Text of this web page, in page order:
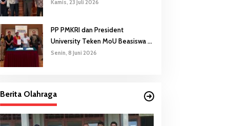
Kamis, 23 Juli 2026
PP PMKRI dan President
University Teken MoU Beasiswa S1
hingga S3
Senin, 8 Juni 2026
Berita Olahraga